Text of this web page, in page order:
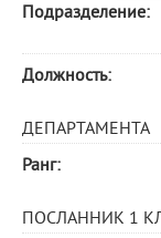
Подразделение:
Должность:
ДЕПАРТАМЕНТА
Ранг:
ПОСЛАННИК 1